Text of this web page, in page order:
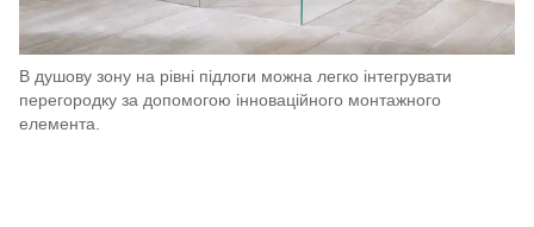
В душову зону на рівні підлоги можна легко інтегрувати
перегородку за допомогою інноваційного монтажного
елемента.